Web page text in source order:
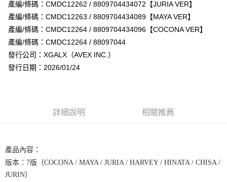
AFTEE先享後付
相關說明
【關於「AFTEE先享後付」】
AFTEE先享後付是「在收到商品之後才付款」的支付方式。 讓您購物簡單
１．簡單：不需註冊會員、不需綁卡、不需儲值。
２．便利：只要手機號碼，簡訊認證，即可結帳。
結帳頁面，進行簡訊認證並確認金額後，即可完成結帳。
※ 請注意：結帳手續完成當下不需立刻繳費，但若您需要取消訂單，請聯絡
購買商品的店家。未經商家同意取消之訂單仍視為有效，需透過AFTEE先享
後付繳納相關費用。
※ 交易是否成功請以「AFTEE先享後付 」之結帳頁面顯示為準，若有關於
ATM付款
運送方式
付款後全家取貨
7-11取貨付款
每筆NT$60，滿NT$1,599(含以上)免運費
付款後7-11取貨
產編/條碼：CMDC12262 / 8809704434072【JURIA VER】
產編/條碼：CMDC12263 / 8809704434089【MAYA VER】
產編/條碼：CMDC12264 / 8809704434096【COCONA VER】
產編/條碼：CMDC12264 / 88097044
發行公司：XGALX（AVEX INC.）
發行日期：2026/01/24
詳細說明 相關推薦
產品內容：
版本： 7版（COCONA / MAYA / JURIA / HARVEY / HINATA / CHISA /
JURIN）